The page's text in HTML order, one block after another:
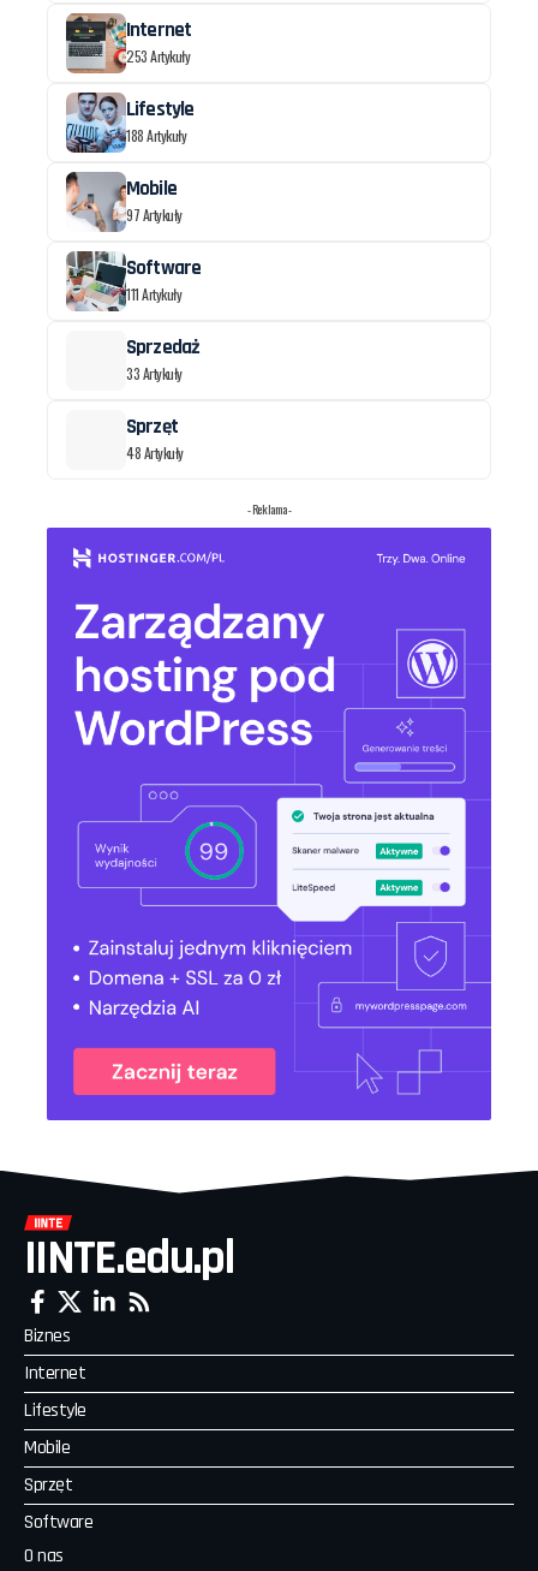
Internet
253 Artykuły
Lifestyle
188 Artykuły
Mobile
97 Artykuły
Software
111 Artykuły
Sprzedaż
33 Artykuły
Sprzęt
48 Artykuły
- Reklama -
IINTE.edu.pl
Biznes
Internet
Lifestyle
Mobile
Sprzęt
Software
O nas